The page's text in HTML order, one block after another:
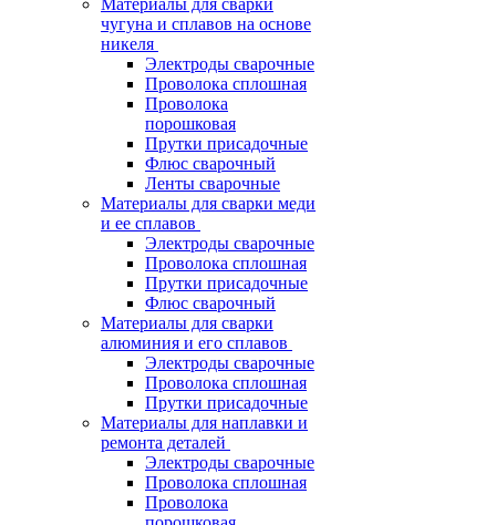
Материалы для сварки
чугуна и сплавов на основе
никеля
Электроды сварочные
Проволока сплошная
Проволока
порошковая
Прутки присадочные
Флюс сварочный
Ленты сварочные
Материалы для сварки меди
и ее сплавов
Электроды сварочные
Проволока сплошная
Прутки присадочные
Флюс сварочный
Материалы для сварки
алюминия и его сплавов
Электроды сварочные
Проволока сплошная
Прутки присадочные
Материалы для наплавки и
ремонта деталей
Электроды сварочные
Проволока сплошная
Проволока